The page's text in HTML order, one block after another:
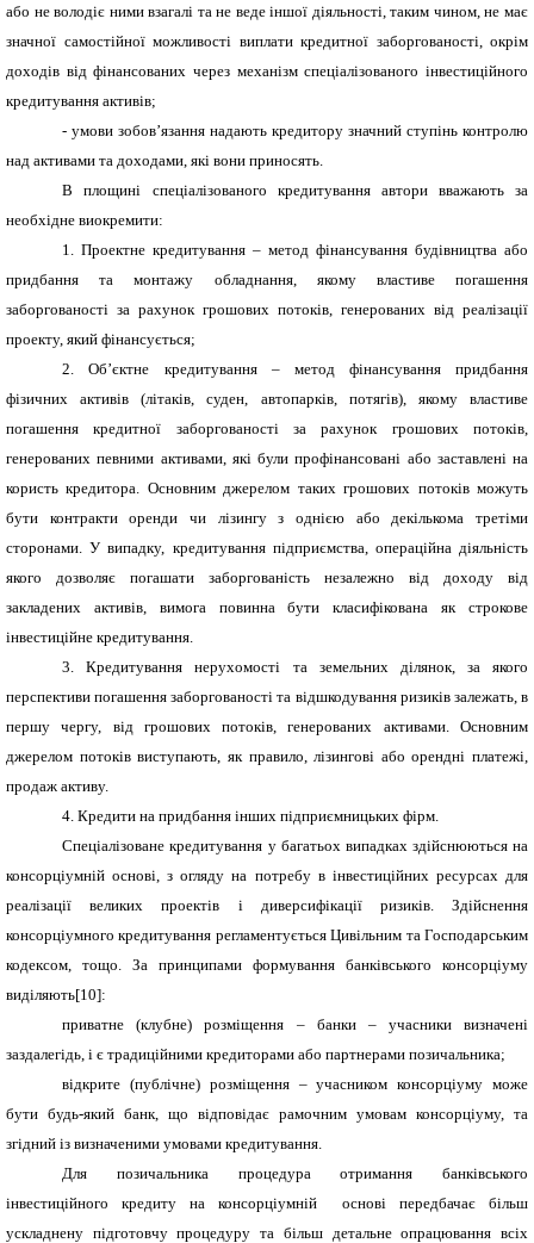
або не володіє ними взагалі та не веде іншої діяльності, таким чином, не має
значної самостійної можливості виплати кредитної заборгованості, окрім
доходів від фінансованих через механізм спеціалізованого інвестиційного
кредитування активів;
- умови зобов’язання надають кредитору значний ступінь контролю
над активами та доходами, які вони приносять.
В площині спеціалізованого кредитування автори вважають за
необхідне виокремити:
1. Проектне кредитування – метод фінансування будівництва або
придбання та монтажу обладнання, якому властиве погашення
заборгованості за рахунок грошових потоків, генерованих від реалізації
проекту, який фінансується;
2. Об’єктне кредитування – метод фінансування придбання
фізичних активів (літаків, суден, автопарків, потягів), якому властиве
погашення кредитної заборгованості за рахунок грошових потоків,
генерованих певними активами, які були профінансовані або заставлені на
користь кредитора. Основним джерелом таких грошових потоків можуть
бути контракти оренди чи лізингу з однією або декількома третіми
сторонами. У випадку, кредитування підприємства, операційна діяльність
якого дозволяє погашати заборгованість незалежно від доходу від
закладених активів, вимога повинна бути класифікована як строкове
інвестиційне кредитування.
3. Кредитування нерухомості та земельних ділянок, за якого
перспективи погашення заборгованості та відшкодування ризиків залежать, в
першу чергу, від грошових потоків, генерованих активами. Основним
джерелом потоків виступають, як правило, лізингові або орендні платежі,
продаж активу.
4. Кредити на придбання інших підприємницьких фірм.
Спеціалізоване кредитування у багатьох випадках здійснюються на
консорціумній основі, з огляду на потребу в інвестиційних ресурсах для
реалізації великих проектів і диверсифікації ризиків. Здійснення
консорціумного кредитування регламентується Цивільним та Господарським
кодексом, тощо. За принципами формування банківського консорціуму
виділяють[10]:
приватне (клубне) розміщення – банки – учасники визначені
заздалегідь, і є традиційними кредиторами або партнерами позичальника;
відкрите (публічне) розміщення – учасником консорціуму може
бути будь-який банк, що відповідає рамочним умовам консорціуму, та
згідний із визначеними умовами кредитування.
Для позичальника процедура отримання банківського
інвестиційного кредиту на консорціумній основі передбачає більш
ускладнену підготовчу процедуру та більш детальне опрацювання всіх